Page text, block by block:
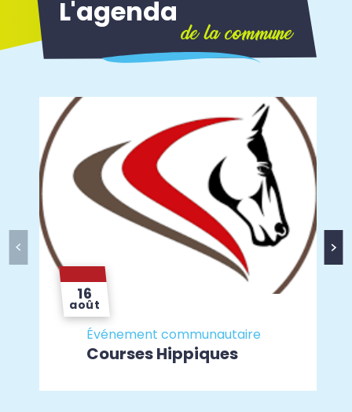
L'agenda
de la commune
16
août
Événement communautaire
Courses Hippiques